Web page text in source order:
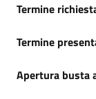
Termine
Termine
Apertura busta